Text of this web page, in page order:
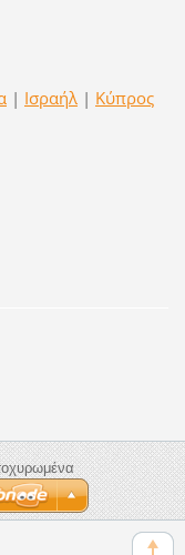
| Ισραήλ | Κύπρος